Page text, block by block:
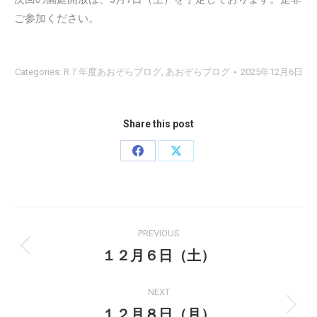
ご参加ください。
Categories: R７年度あおぞらブログ, あおぞらブログ 2025年12月6日
Share this post
Share
Share
navigation
PREVIOUS
Previous
１２月６日（土）
NEXT
Next